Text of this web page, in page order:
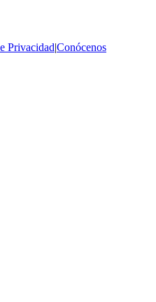
Privacidad|Conócenos